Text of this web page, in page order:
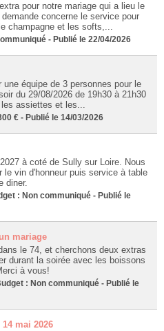
pour notre mariage qui a lieu le
concerne le service pour
champagne et les softs,...
- Publié le 22/04/2026
équipe de 3 personnes pour le
du 29/08/2026 de 19h30 à 21h30
assiettes et les...
€ - Publié le 14/03/2026
à coté de Sully sur Loire. Nous
le vin d'honneur puis service à table
diner.
: Non communiqué - Publié le
mariage
le 74, et cherchons deux extras
durant la soirée avec les boissons
à vous!
: Non communiqué - Publié le
mai 2026